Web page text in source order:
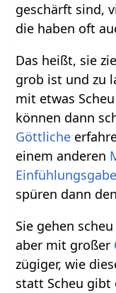
geschärft sind,
die haben oft
Das heißt, sie
grob ist und zu
mit etwas
können dann
Göttliche
einem anderen
Einfühlungsgabe
spüren dann
Sie gehen
aber mit großer
zügiger, wie
statt Scheu gibt